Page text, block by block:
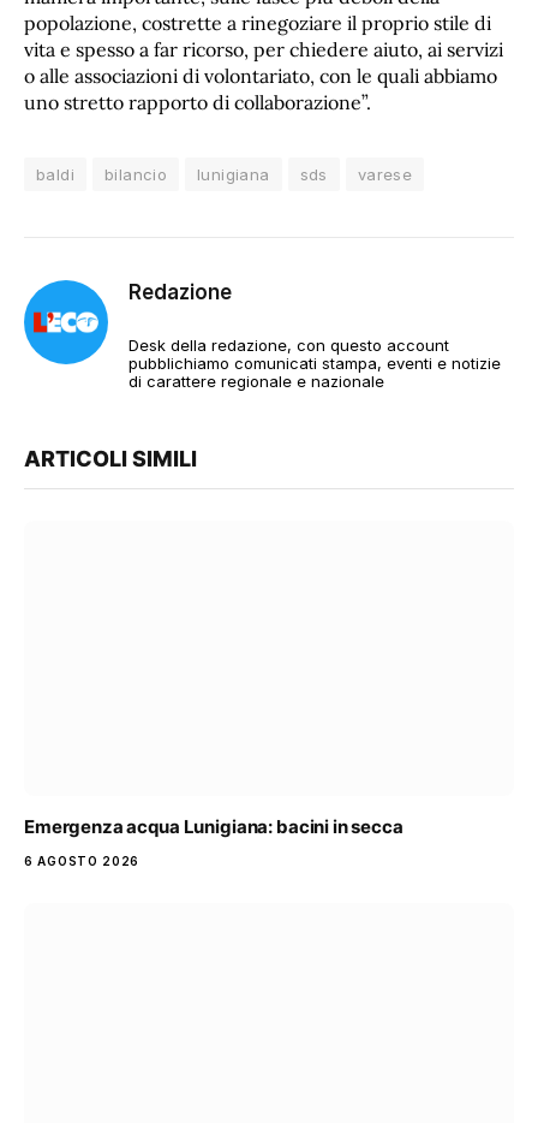
popolazione, costrette a rinegoziare il proprio stile di
vita e spesso a far ricorso, per chiedere aiuto, ai servizi
o alle associazioni di volontariato, con le quali abbiamo
uno stretto rapporto di collaborazione”.
baldi bilancio lunigiana sds varese
Redazione
Desk della redazione, con questo account
pubblichiamo comunicati stampa, eventi e notizie
di carattere regionale e nazionale
ARTICOLI SIMILI
Emergenza acqua Lunigiana: bacini in secca
6 AGOSTO 2026